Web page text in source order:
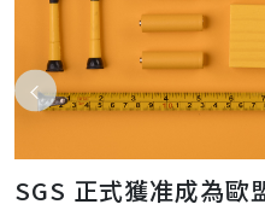
SGS 正式獲准成為歐